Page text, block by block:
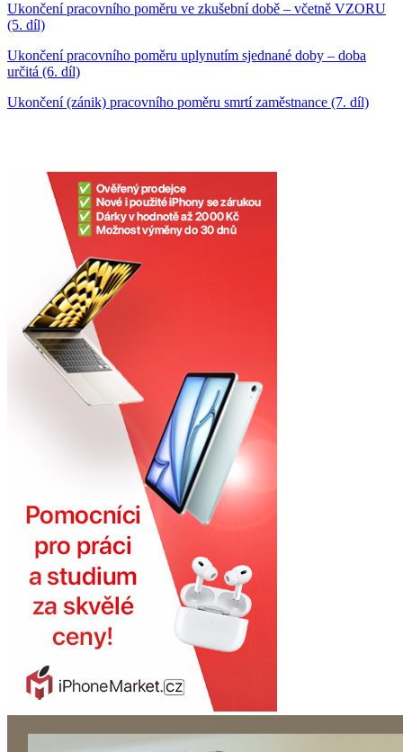
Ukončení pracovního poměru ve zkušební době – včetně VZORU
(5. díl)
Ukončení pracovního poměru uplynutím sjednané doby – doba
určitá (6. díl)
Ukončení (zánik) pracovního poměru smrtí zaměstnance (7. díl)